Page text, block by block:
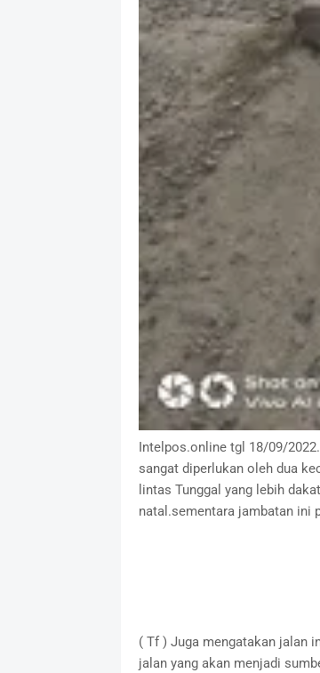
Intelpos.online tgl 18/09/
sangat diperlukan oleh dua
lintas Tunggal yang lebih
natal.sementara jambatan ini
( Tf ) Juga mengatakan jalan
jalan yang akan menjadi